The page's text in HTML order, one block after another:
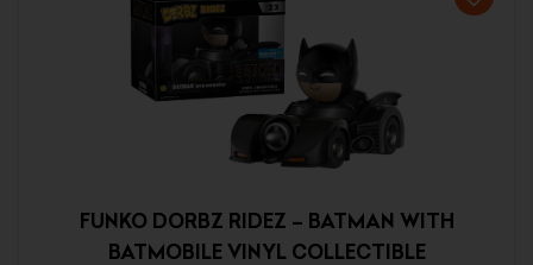
FUNKO DORBZ RIDEZ – BATMAN WITH
BATMOBILE VINYL COLLECTIBLE